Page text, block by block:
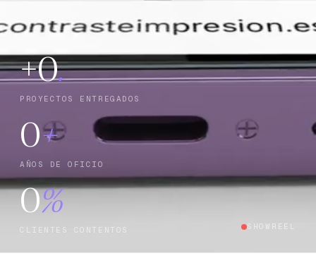
+0.
PROYECTOS ENTREGADOS
0+
AÑOS DE OFICIO
0%
CLIENTES CONTENTOS SHOWREEL